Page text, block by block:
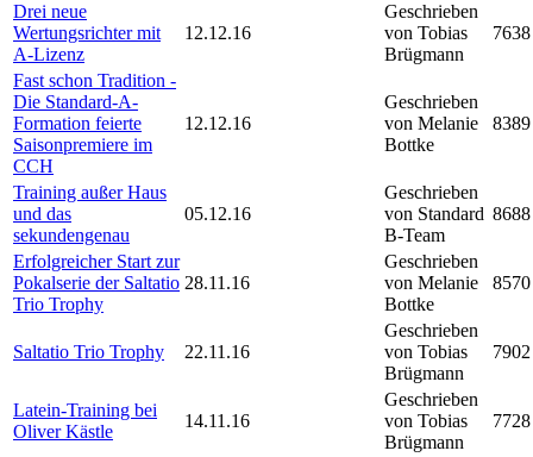
Drei neue
Wertungsrichter mit
A-Lizenz
12.12.16
Geschrieben
von Tobias
Brügmann
7638
Fast schon Tradition -
Die Standard-A-
Formation feierte
Saisonpremiere im
CCH
12.12.16
Geschrieben
von Melanie
Bottke
8389
Training außer Haus
und das
sekundengenau
05.12.16
Geschrieben
von Standard
B-Team
8688
Erfolgreicher Start zur
Pokalserie der Saltatio
Trio Trophy
28.11.16
Geschrieben
von Melanie
Bottke
8570
Saltatio Trio Trophy 22.11.16
Geschrieben
von Tobias
Brügmann
7902
Latein-Training bei
Oliver Kästle
14.11.16
Geschrieben
von Tobias
Brügmann
7728